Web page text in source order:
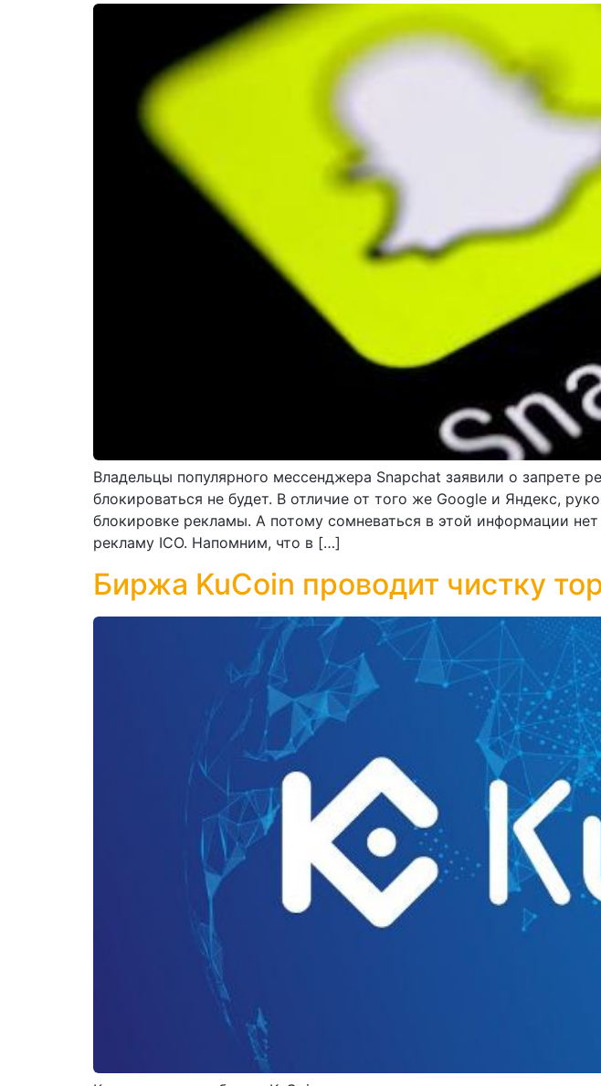
Владельцы популярного мессенджера Snapchat заявили о
блокироваться не будет. В отличие от того же Google и Яндекс,
блокировке рекламы. А потому сомневаться в этой информации
рекламу ICO. Напомним, что в […]
Биржа KuCoin проводит чистку